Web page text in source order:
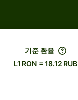
기준 환율
L1 RON = 18.12 RUB